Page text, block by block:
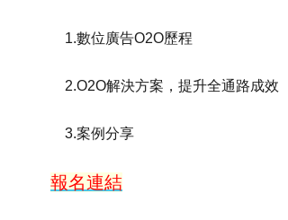
1.數位廣告O2O歷程
2.O2O解決方案，提升全通路成效
3.案例分享
報名連結